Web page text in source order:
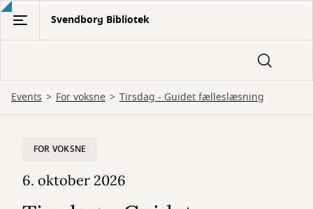
Gå
hovedindhold
Svendborg Bibliotek
Events For voksne Tirsdag - Guidet fælleslæsning
FOR VOKSNE
6. oktober 2026